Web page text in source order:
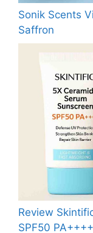
Sonik Scents
Saffron
Review
SPF50 PA++++